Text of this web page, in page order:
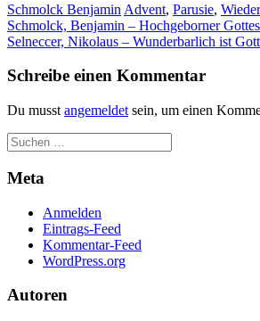
Schmolck Benjamin Advent, Parusie,
Beitragsnavigation
Schmolck, Benjamin – Hochgeborner
Selneccer, Nikolaus – Wunderbarlich ist
Schreibe einen Kommentar
Du musst angemeldet sein, um einen
Meta
Anmelden
Eintrags-Feed
Kommentar-Feed
WordPress.org
Autoren
funktioniert.
Wenn Sie
diese Cookies
verschwinden
Funktionen
Website.
Indem Sie uns Ihre
Interessen und Ihr
Verhalten beim
Besuch unserer
erhöhen Sie die